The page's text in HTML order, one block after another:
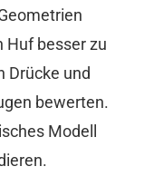
Huf besser zu
Drücke und
bewerten.
Modell